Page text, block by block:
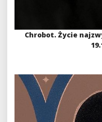
Chrobot. Życie